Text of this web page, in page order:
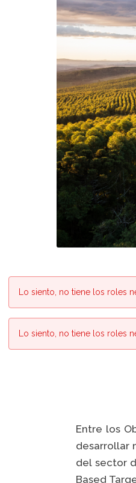
Lo siento, no tiene los roles
Lo siento, no tiene los roles
Entre los
desarrollar
del sector
Based